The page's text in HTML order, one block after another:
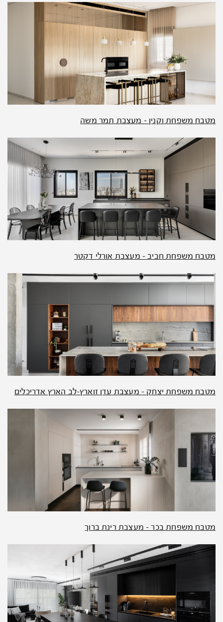
מטבח משפחת וקנין – מעצבת תמר משה
מטבח משפחת חביב – מעצבת אורלי דקטר
מטבח משפחת יצחק – מעצבת עדן זוארץ-לב הארץ אדריכלים
מטבח משפחת בכר – מעצבת רינת ברוך